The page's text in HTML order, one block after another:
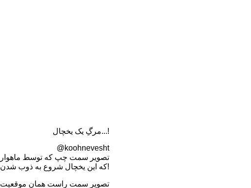
مرگِ یک یخچال‌...!
@koohnevesht
که این یخچال شروع به ذوب شدن کرد!